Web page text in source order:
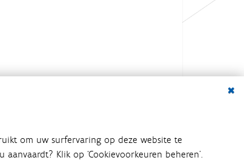
om uw surfervaring op deze website te
Klik op ‘Cookievoorkeuren beheren’.